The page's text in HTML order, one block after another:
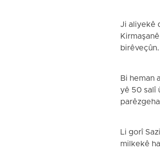
Ji aliyekê
birêveçûn.
Bi heman
yê 50 salî
Li gorî
milkekê